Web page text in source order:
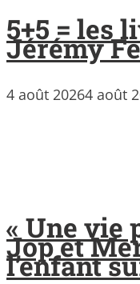
5+5 = les
Jérémy
4 août 20264 août
« Une vie
Jop et
l’enfant